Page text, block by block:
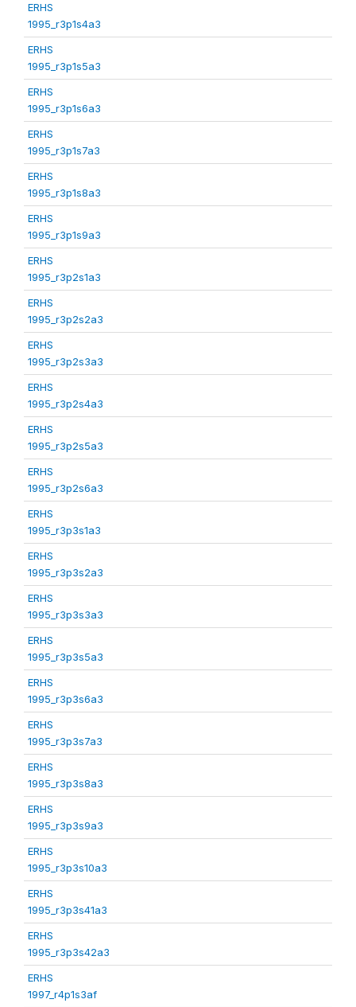
ERHS
1995_r3p1s4a3
ERHS
1995_r3p1s5a3
ERHS
1995_r3p1s6a3
ERHS
1995_r3p1s7a3
ERHS
1995_r3p1s8a3
ERHS
1995_r3p1s9a3
ERHS
1995_r3p2s1a3
ERHS
1995_r3p2s2a3
ERHS
1995_r3p2s3a3
ERHS
1995_r3p2s4a3
ERHS
1995_r3p2s5a3
ERHS
1995_r3p2s6a3
ERHS
1995_r3p3s1a3
ERHS
1995_r3p3s2a3
ERHS
1995_r3p3s3a3
ERHS
1995_r3p3s5a3
ERHS
1995_r3p3s6a3
ERHS
1995_r3p3s7a3
ERHS
1995_r3p3s8a3
ERHS
1995_r3p3s9a3
ERHS
1995_r3p3s10a3
ERHS
1995_r3p3s41a3
ERHS
1995_r3p3s42a3
ERHS
1997_r4p1s3af